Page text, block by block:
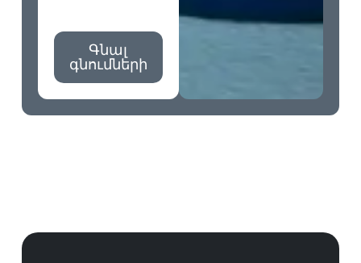
Գնալ
գնումների